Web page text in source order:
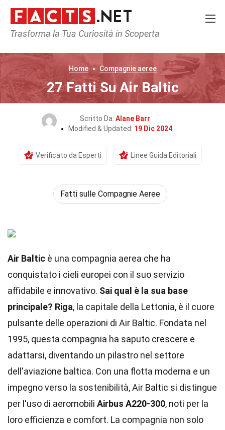
Trasforma la Tua Curiosità in Scoperta
Home Compagnie aeree
27 Fatti Su Air Baltic
Scritto Da: Alane Barr
Modified & Updated: 19 Dic 2024
Verificato da Esperti Linee Guida Editoriali
Fatti sulle Compagnie Aeree
Air Baltic è una compagnia aerea che ha
conquistato i cieli europei con il suo servizio
affidabile e innovativo. Sai qual è la sua base
principale? Riga, la capitale della Lettonia, è il cuore
pulsante delle operazioni di Air Baltic. Fondata nel
1995, questa compagnia ha saputo crescere e
adattarsi, diventando un pilastro nel settore
dell'aviazione baltica. Con una flotta moderna e un
impegno verso la sostenibilità, Air Baltic si distingue
per l'uso di aeromobili Airbus A220-300, noti per la
loro efficienza e comfort. La compagnia non solo